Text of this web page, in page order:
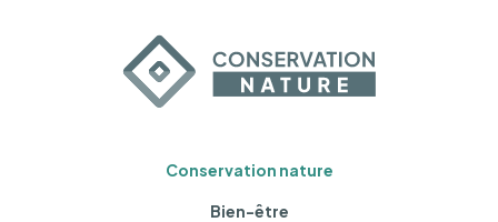
Conservation nature
Bien-être